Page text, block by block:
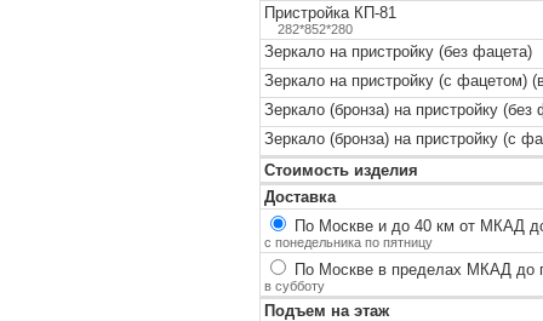
Пристройка КП-81
282*852*280
Зеркало на пристройку (без фацета)
Зеркало на пристройку (с фацетом)
Зеркало (бронза) на пристройку (без
Зеркало (бронза) на пристройку (с
Стоимость изделия
Доставка
По Москве и до 40 км от МКАД
с понедельника по пятницу
По Москве в пределах МКАД до
в субботу
Подъем на этаж